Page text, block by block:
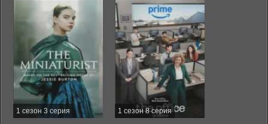
1 сезон 3 серия 1 сезон 8 серия